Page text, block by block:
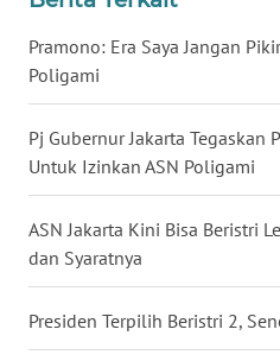
Pramono: Era Saya Jangan
Poligami
Pj Gubernur Jakarta Tegaskan
Untuk Izinkan ASN Poligami
ASN Jakarta Kini Bisa Beristri
dan Syaratnya
Presiden Terpilih Beristri 2,
NUSANTARA
JOGJA
JATIM
WN
BALI